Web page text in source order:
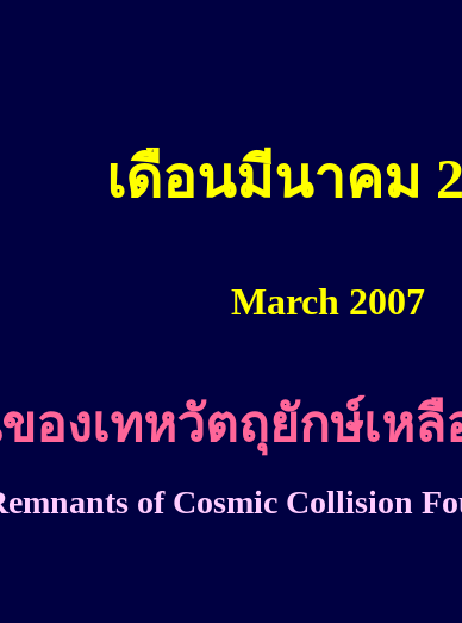
เดือนมีนาคม
March 2007
องเทหวัตถุยักษ์เหลื
of Cosmic Collision